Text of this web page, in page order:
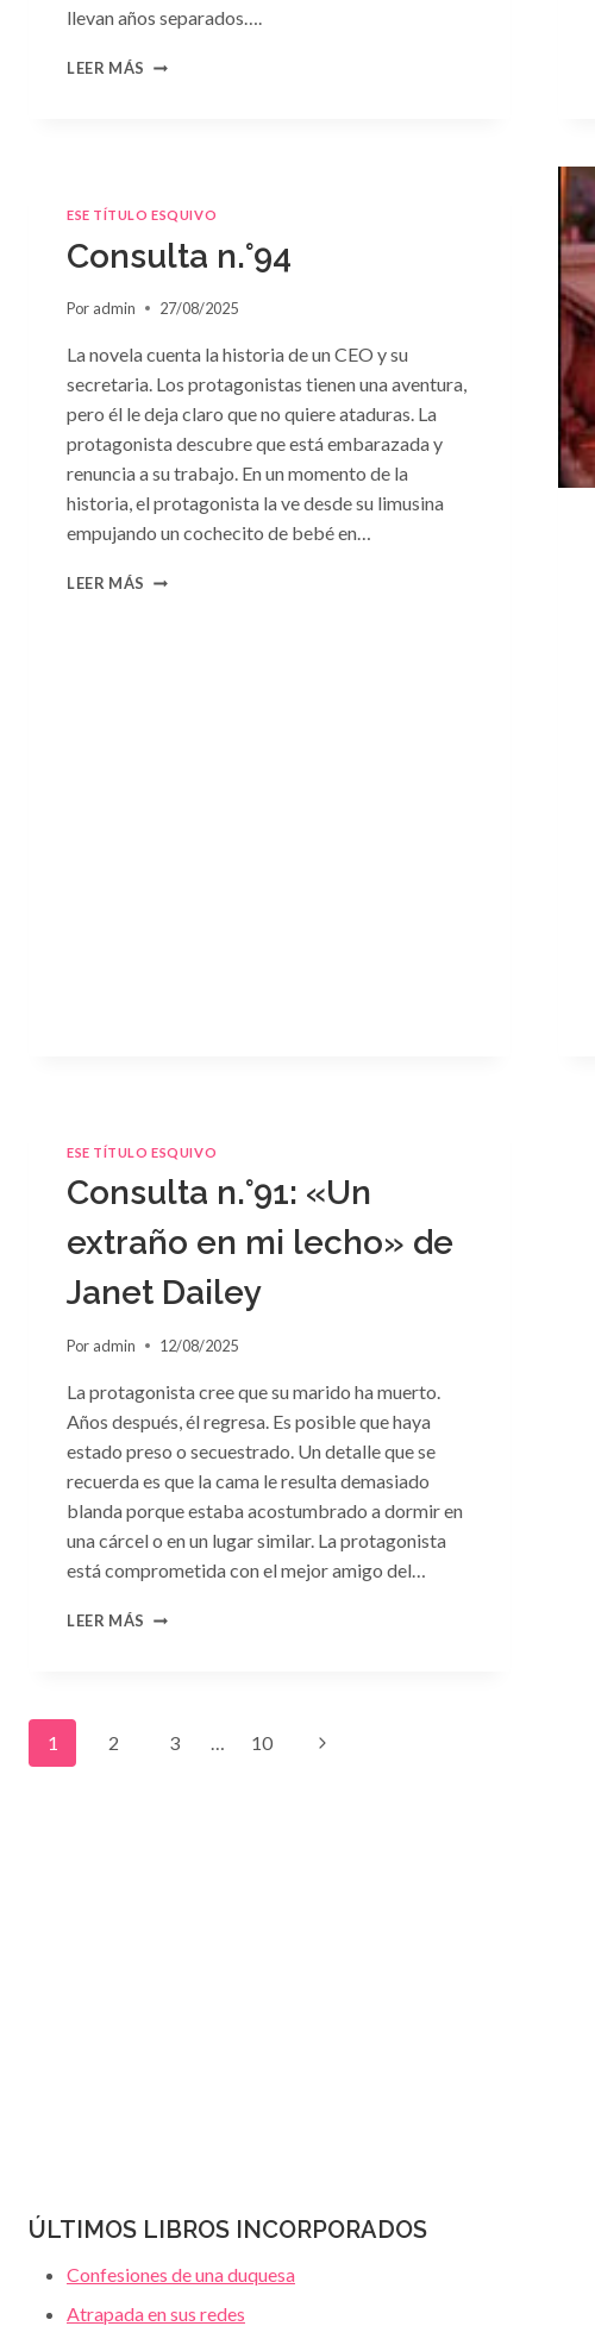
llevan años separados….
LEER MÁS CONSULTA
SUSAN
ESE TÍTULO ESQUIVO
Consulta n.°94
Por admin 27/08/2025
La novela cuenta la historia de un CEO y su
secretaria. Los protagonistas tienen una aventura,
pero él le deja claro que no quiere ataduras. La
protagonista descubre que está embarazada y
renuncia a su trabajo. En un momento de la
historia, el protagonista la ve desde su limusina
empujando un cochecito de bebé en…
LEER MÁS CONSULTA
ESE TÍTULO ESQUIVO
Consulta n.°91: «Un
extraño en mi lecho» de
Janet Dailey
Por admin 12/08/2025
La protagonista cree que su marido ha muerto.
Años después, él regresa. Es posible que haya
estado preso o secuestrado. Un detalle que se
recuerda es que la cama le resulta demasiado
blanda porque estaba acostumbrado a dormir en
una cárcel o en un lugar similar. La protagonista
está comprometida con el mejor amigo del…
LEER MÁS CONSULTA
Navegación
1 2 3 … 10
Siguiente
ÚLTIMOS LIBROS INCORPORADOS
Confesiones de una duquesa
Atrapada en sus redes